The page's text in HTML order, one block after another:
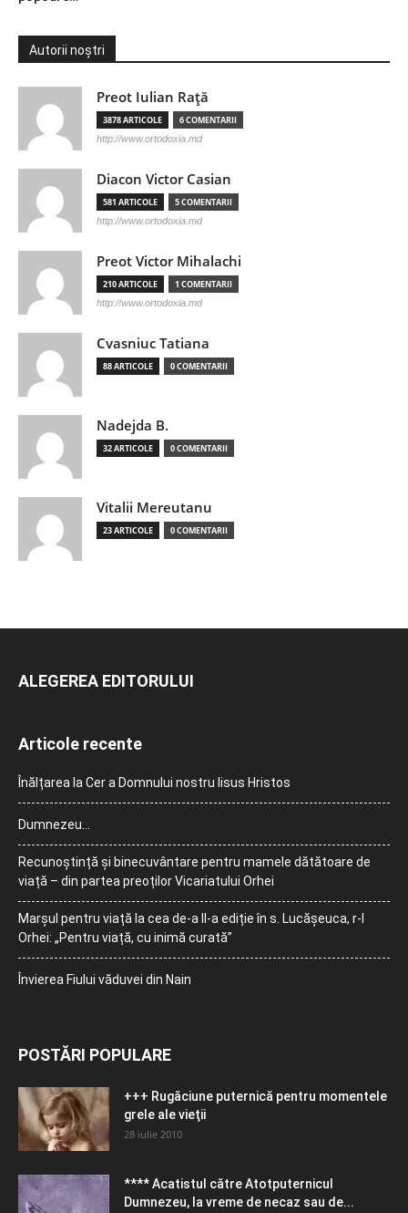
Autorii noștri
Preot Iulian Raţă
3878 ARTICOLE 6 COMENTARII
http://www.ortodoxia.md
Diacon Victor Casian
581 ARTICOLE 5 COMENTARII
http://www.ortodoxia.md
Preot Victor Mihalachi
210 ARTICOLE 1 COMENTARII
http://www.ortodoxia.md
Cvasniuc Tatiana
88 ARTICOLE 0 COMENTARII
Nadejda B.
32 ARTICOLE 0 COMENTARII
Vitalii Mereutanu
23 ARTICOLE 0 COMENTARII
ALEGEREA EDITORULUI
Articole recente
Înălțarea la Cer a Domnului nostru Iisus Hristos
Dumnezeu…
Recunoștință și binecuvântare pentru mamele dătătoare de
viață – din partea preoților Vicariatului Orhei
Marșul pentru viață la cea de-a II-a ediție în s. Lucășeuca, r-l
Orhei: „Pentru viață, cu inimă curată”
Învierea Fiului văduvei din Nain
POSTĂRI POPULARE
+++ Rugăciune puternică pentru momentele
grele ale vieţii
28 iulie 2010
**** Acatistul către Atotputernicul
Dumnezeu, la vreme de necaz sau de...